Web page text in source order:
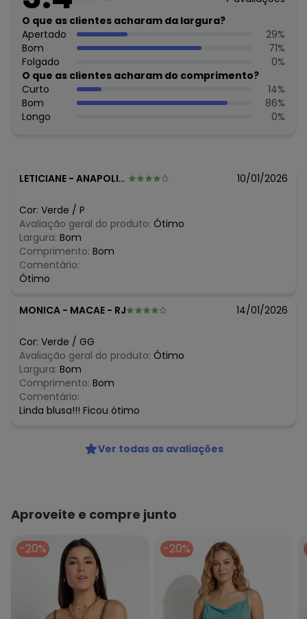
Histórico de preços
O preço apresentado abaixo é o menor oferecido em
algum dia do mês, para o menor tamanho disponível.
agosto/2026
N/D*
julho/2026 R$ 29,99
junho/2026 N/D*
maio/2026 N/D*
abril/2026 N/D*
O que as clientes acharam da largura?
Apertado
29%
Bom
71%
Folgado
0%
O que as clientes acharam do comprimento?
Curto
14%
Bom
86%
Longo
0%
LETICIANE - ANAPOLIS - GO 10/01/2026
Cor: Verde / P
Avaliação geral do produto: Ótimo
Largura: Bom
Comprimento: Bom
Comentário:
Ótimo
MONICA - MACAE - RJ 14/01/2026
Cor: Verde / GG
Avaliação geral do produto: Ótimo
Largura: Bom
Comprimento: Bom
Comentário:
Linda blusa!!! Ficou ótimo
Ver todas as avaliações
Aproveite e compre junto
-20% -20%